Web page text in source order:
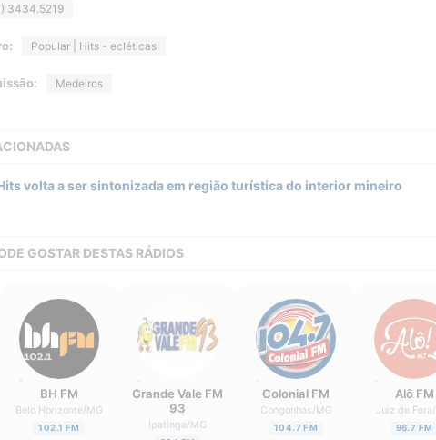
3434.5219
Popular | Hits - ecléticas
Medeiros
volta a ser sintonizada em região turística do interior mineiro
GOSTAR DESTAS RÁDIOS
BH FM
Belo Horizonte/MG
102.1 FM
Grande Vale FM
93
Ipatinga/MG
Colonial FM
Congonhas/MG
104.7 FM
Alô FM
Juiz de Fora/
96.7 FM